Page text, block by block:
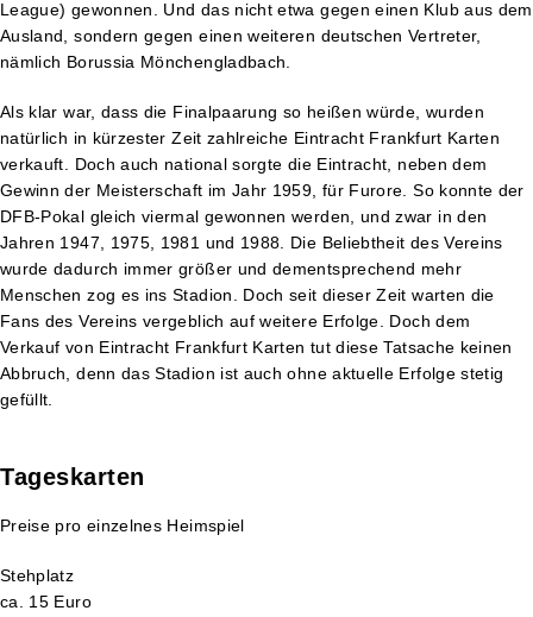
League) gewonnen. Und das nicht etwa gegen einen Klub aus dem
Ausland, sondern gegen einen weiteren deutschen Vertreter,
nämlich Borussia Mönchengladbach.
Als klar war, dass die Finalpaarung so heißen würde, wurden
natürlich in kürzester Zeit zahlreiche Eintracht Frankfurt Karten
verkauft. Doch auch national sorgte die Eintracht, neben dem
Gewinn der Meisterschaft im Jahr 1959, für Furore. So konnte der
DFB-Pokal gleich viermal gewonnen werden, und zwar in den
Jahren 1947, 1975, 1981 und 1988. Die Beliebtheit des Vereins
wurde dadurch immer größer und dementsprechend mehr
Menschen zog es ins Stadion. Doch seit dieser Zeit warten die
Fans des Vereins vergeblich auf weitere Erfolge. Doch dem
Verkauf von Eintracht Frankfurt Karten tut diese Tatsache keinen
Abbruch, denn das Stadion ist auch ohne aktuelle Erfolge stetig
gefüllt.
Tageskarten
Preise pro einzelnes Heimspiel
Stehplatz
ca. 15 Euro